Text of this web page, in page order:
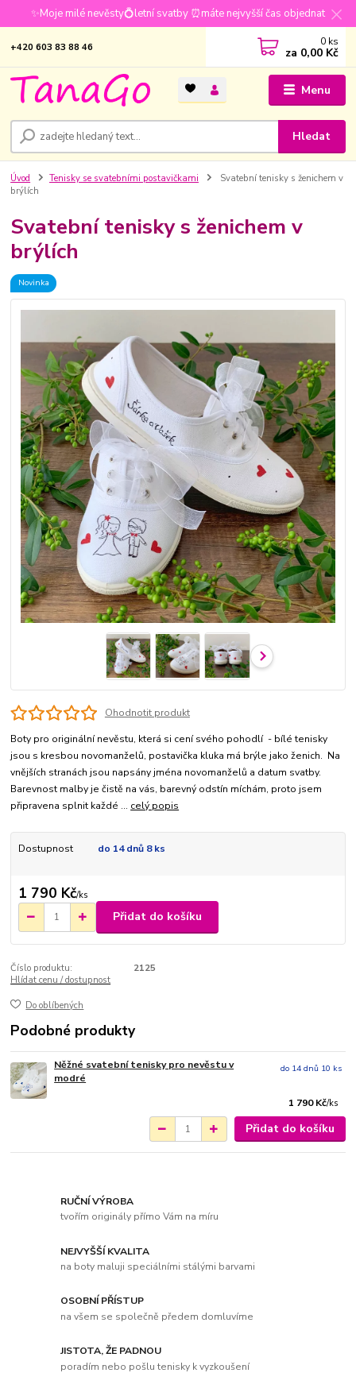
✨Moje milé nevěsty💍letní svatby ⏰máte nejvyšší čas objednat
Menu
Hledat
+420 603 83 88 46 0 ks
za 0,00 Kč
Úvod Tenisky se svatebními postavičkami
Svatební tenisky s ženichem v
brýlích
Svatební tenisky s ženichem v
brýlích
Novinka
Ohodnotit produkt
Boty pro originální nevěstu, která si cení svého pohodlí - bílé tenisky
jsou s kresbou novomanželů, postavička kluka má brýle jako ženich. Na
vnějších stranách jsou napsány jména novomanželů a datum svatby.
Barevnost malby je čistě na vás, barevný odstín míchám, proto jsem
připravena splnit každé ... celý popis
Dostupnost do 14 dnů 8 ks
1 790 Kč/ks
Přidat do košíku
Číslo produktu:
2125
Hlídat cenu / dostupnost
Do oblíbených
Podobné produkty
Něžné svatební tenisky pro nevěstu v
modré
1 790 Kč/ks
do 14 dnů 10 ks
Přidat do košíku
RUČNÍ VÝROBA
tvořím originály přímo Vám na míru
NEJVYŠŠÍ KVALITA
na boty maluji speciálními stálými barvami
OSOBNÍ PŘÍSTUP
na všem se společně předem domluvíme
JISTOTA, ŽE PADNOU
poradím nebo pošlu tenisky k vyzkoušení